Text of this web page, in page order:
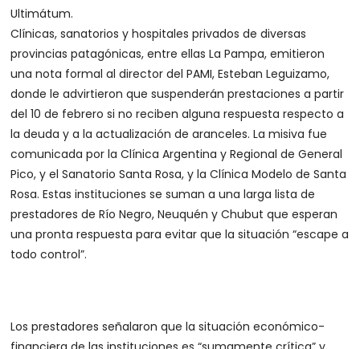
Ultimátum.
Clínicas, sanatorios y hospitales privados de diversas
provincias patagónicas, entre ellas La Pampa, emitieron
una nota formal al director del PAMI, Esteban Leguizamo,
donde le advirtieron que suspenderán prestaciones a partir
del 10 de febrero si no reciben alguna respuesta respecto a
la deuda y a la actualización de aranceles. La misiva fue
comunicada por la Clínica Argentina y Regional de General
Pico, y el Sanatorio Santa Rosa, y la Clínica Modelo de Santa
Rosa. Estas instituciones se suman a una larga lista de
prestadores de Río Negro, Neuquén y Chubut que esperan
una pronta respuesta para evitar que la situación “escape a
todo control”.
Los prestadores señalaron que la situación económico-